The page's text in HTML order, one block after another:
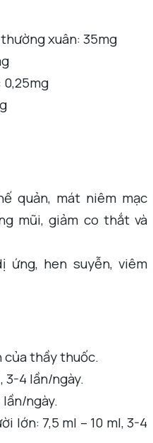
xuân: 35mg
0,25mg
quản, mát niêm mạc
mũi, giảm co thắt và
ứng, hen suyễn, viêm
của thầy thuốc.
3-4 lần/ngày.
ngày.
lớn: 7,5 ml – 10 ml, 3-4